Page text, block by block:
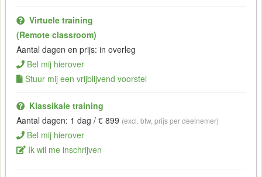
Virtuele training
(Remote classroom)
Aantal dagen en prijs: in overleg
Bel mij hierover
Stuur mij een vrijblijvend voorstel
Klassikale training
Aantal dagen: 1 dag / € 899 (excl. btw, prijs per deelnemer)
Bel mij hierover
Ik wil me inschrijven